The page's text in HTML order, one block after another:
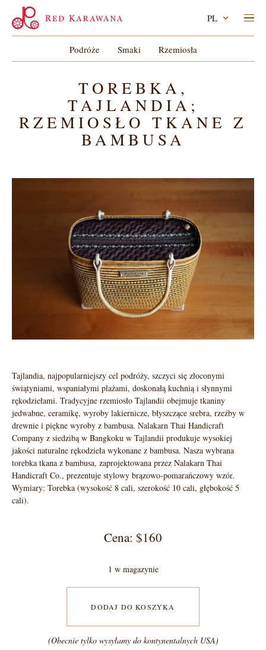
Podróże Smaki Rzemiosła
PL
TOREBKA,
TAJLANDIA;
RZEMIOSŁO TKANE Z
BAMBUSA
Tajlandia, najpopularniejszy cel podróży, szczyci się złoconymi
świątyniami, wspaniałymi plażami, doskonałą kuchnią i słynnymi
rękodziełami. Tradycyjne rzemiosło Tajlandii obejmuje tkaniny
jedwabne, ceramikę, wyroby lakiernicze, błyszczące srebra, rzeźby w
drewnie i piękne wyroby z bambusa. Nalakarn Thai Handicraft
Company z siedzibą w Bangkoku w Tajlandii produkuje wysokiej
jakości naturalne rękodzieła wykonane z bambusa. Nasza wybrana
torebka tkana z bambusa, zaprojektowana przez Nalakarn Thai
Handicraft Co., prezentuje stylowy brązowo-pomarańczowy wzór.
Wymiary: Torebka (wysokość 8 cali, szerokość 10 cali, głębokość 5
cali).
Cena: $160
1 w magazynie
DODAJ DO KOSZYKA
(Obecnie tylko wysyłamy do kontynentalnych USA)